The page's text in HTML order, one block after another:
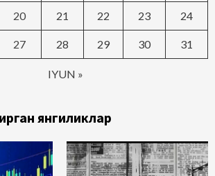
IYUN »
20 21 22 23 24
27 28 29 30 31
янгиликлар